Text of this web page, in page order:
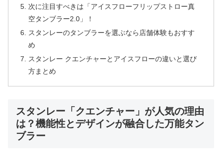
次に注目すべきは「アイスフローフリップストロー真
空タンブラー2.0」！
スタンレーのタンブラーを選ぶなら店舗体験もおすす
め
スタンレー クエンチャーとアイスフローの違いと選び
方まとめ
スタンレー「クエンチャー」が人気の理由
は？機能性とデザインが融合した万能タン
ブラー